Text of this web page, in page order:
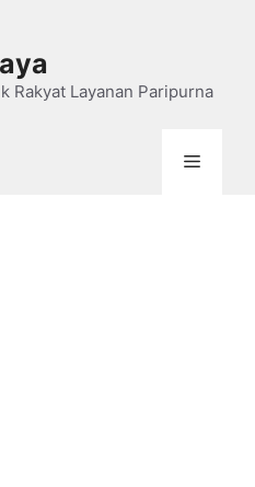
Rakyat Layanan Paripurna
Menu